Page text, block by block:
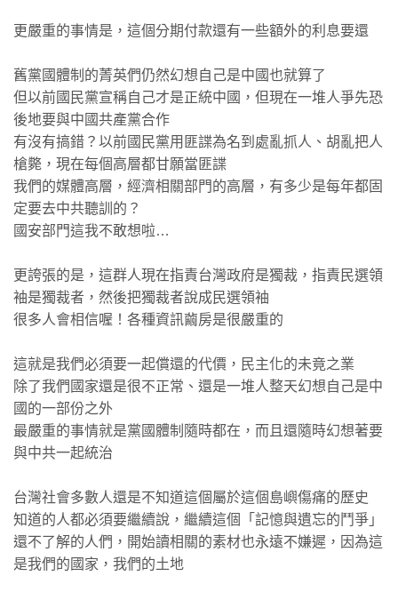
更嚴重的事情是，這個分期付款還有一些額外的利息要還
舊黨國體制的菁英們仍然幻想自己是中國也就算了
但以前國民黨宣稱自己才是正統中國，但現在一堆人爭先恐
後地要與中國共產黨合作
有沒有搞錯？以前國民黨用匪諜為名到處亂抓人、胡亂把人
槍斃，現在每個高層都甘願當匪諜
我們的媒體高層，經濟相關部門的高層，有多少是每年都固
定要去中共聽訓的？
國安部門這我不敢想啦…
更誇張的是，這群人現在指責台灣政府是獨裁，指責民選領
袖是獨裁者，然後把獨裁者說成民選領袖
很多人會相信喔！各種資訊繭房是很嚴重的
這就是我們必須要一起償還的代價，民主化的未竟之業
除了我們國家還是很不正常、還是一堆人整天幻想自己是中
國的一部份之外
最嚴重的事情就是黨國體制隨時都在，而且還隨時幻想著要
與中共一起統治
台灣社會多數人還是不知道這個屬於這個島嶼傷痛的歷史
知道的人都必須要繼續說，繼續這個「記憶與遺忘的鬥爭」
還不了解的人們，開始讀相關的素材也永遠不嫌遲，因為這
是我們的國家，我們的土地